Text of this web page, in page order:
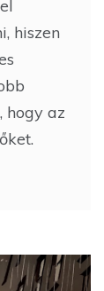
hiszen
hogy az